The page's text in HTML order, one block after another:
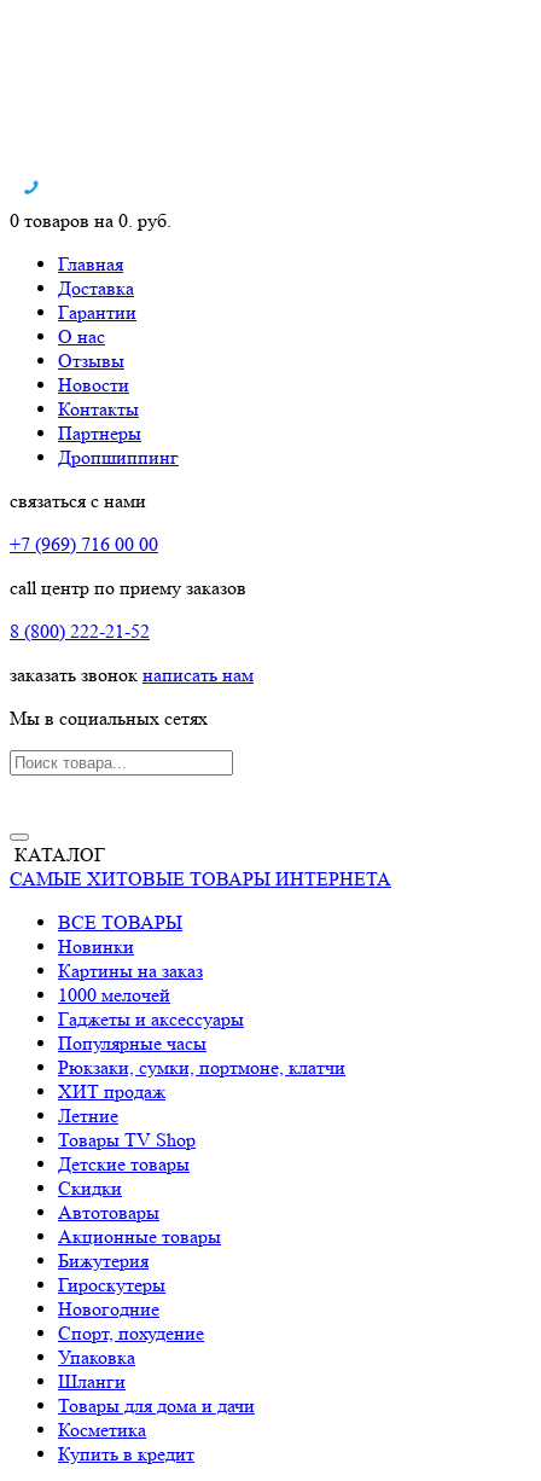
0 товаров на 0. руб.
Главная
Доставка
Гарантии
О нас
Отзывы
Новости
Контакты
Партнеры
Дропшиппинг
связаться с нами
+7 (969) 716 00 00
call центр по приему заказов
8 (800) 222-21-52
заказать звонок написать нам
Мы в социальных сетях
КАТАЛОГ
САМЫЕ ХИТОВЫЕ ТОВАРЫ ИНТЕРНЕТА
ВСЕ ТОВАРЫ
Новинки
Картины на заказ
1000 мелочей
Гаджеты и аксессуары
Популярные часы
Рюкзаки, сумки, портмоне, клатчи
ХИТ продаж
Летние
Товары TV Shop
Детские товары
Cкидки
Автотовары
Акционные товары
Бижутерия
Гироскутеры
Новогодние
Спорт, похудение
Упаковка
Шланги
Товары для дома и дачи
Косметика
Купить в кредит